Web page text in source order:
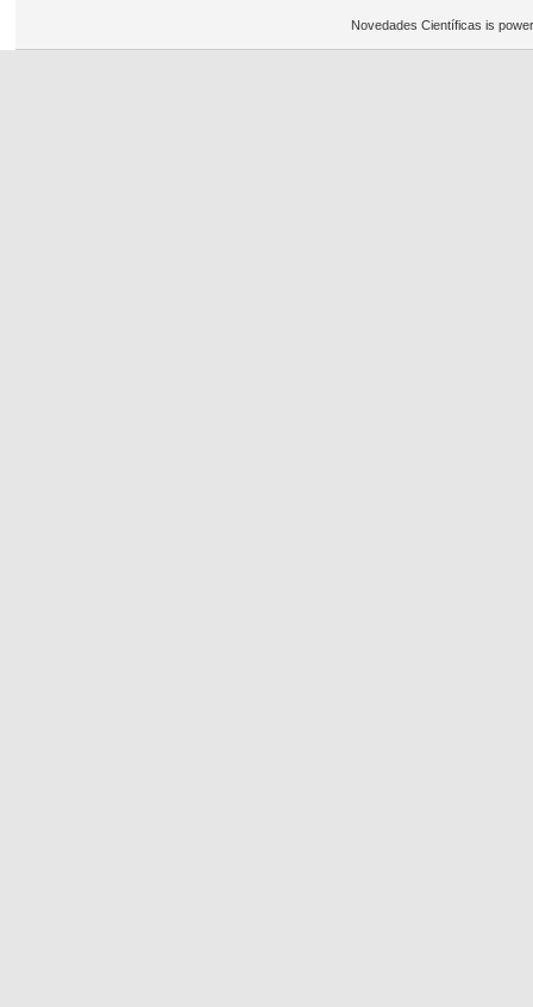
Novedades Científicas is